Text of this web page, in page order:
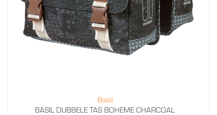
Basil
BASIL DUBBELE TAS BOHEME CHARCOAL